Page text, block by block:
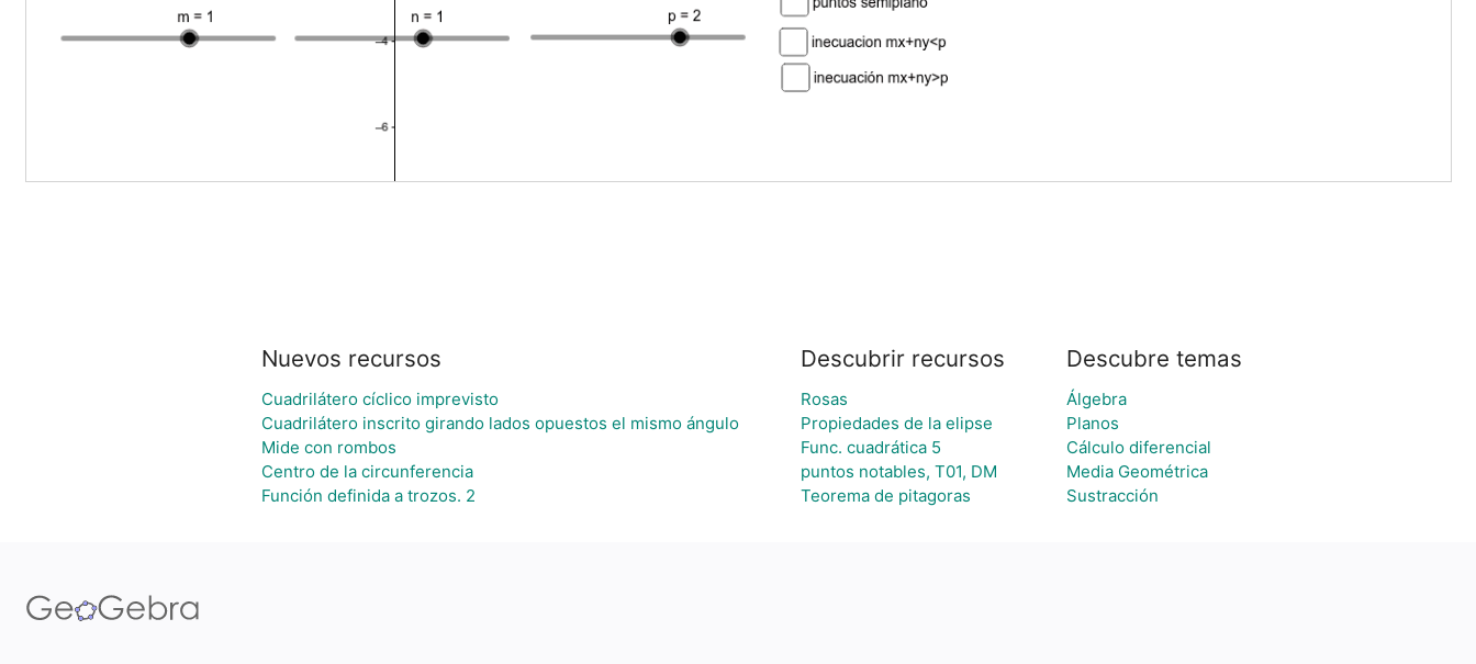
Nuevos recursos
Cuadrilátero cíclico imprevisto
Cuadrilátero inscrito girando lados opuestos el mismo ángulo
Mide con rombos
Centro de la circunferencia
Función definida a trozos. 2
Descubrir recursos
Rosas
Propiedades de la elipse
Func. cuadrática 5
puntos notables, T01, DM
Teorema de pitagoras
Descubre temas
Álgebra
Planos
Cálculo diferencial
Media Geométrica
Sustracción